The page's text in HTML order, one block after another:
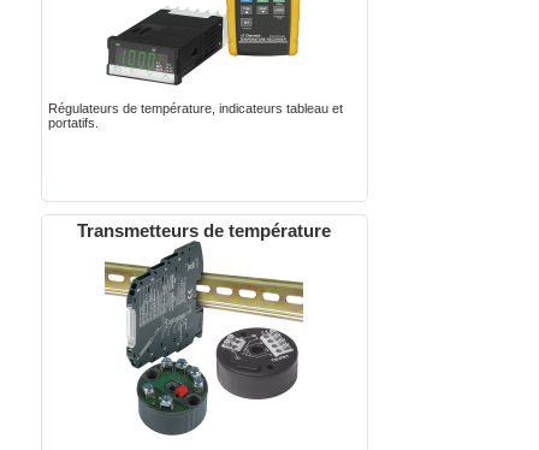
Régulateurs de température, indicateurs tableau et
portatifs.
Transmetteurs de température